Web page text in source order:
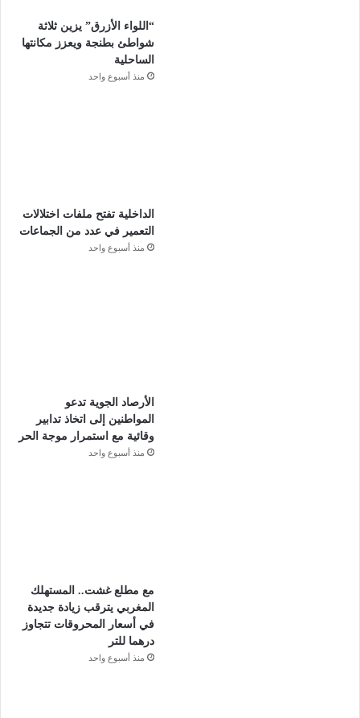
“اللواء الأزرق” يزين ثلاثة
شواطئ بطنجة ويعزز مكانتها
الساحلية
منذ أسبوع واحد
الداخلية تفتح ملفات اختلالات
التعمير في عدد من الجماعات
منذ أسبوع واحد
الأرصاد الجوية تدعو
المواطنين إلى اتخاذ تدابير
وقائية مع استمرار موجة الحر
منذ أسبوع واحد
مع مطلع غشت.. المستهلك
المغربي يترقب زيادة جديدة
في أسعار المحروقات تتجاوز
درهما للتر
منذ أسبوع واحد